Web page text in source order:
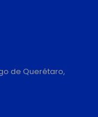
de Querétaro,